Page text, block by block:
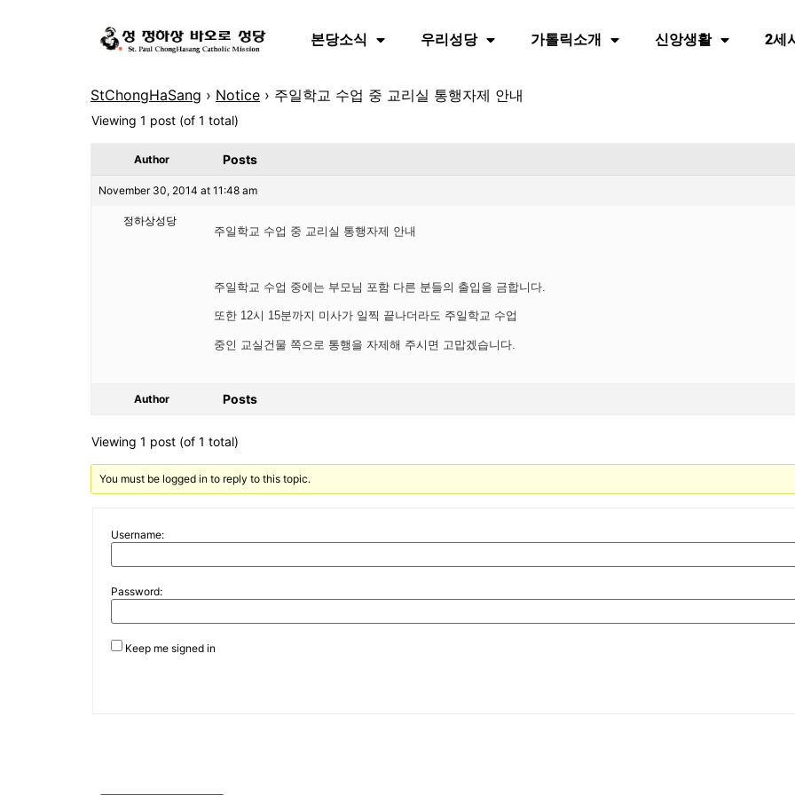
본당소식 우리성당 가톨릭소개 신앙생활 2세
StChongHaSang › Notice › 주일학교 수업 중 교리실 통행자제 안내
Viewing 1 post (of 1 total)
Author Posts
November 30, 2014 at 11:48 am
정하상성당
주일학교 수업 중 교리실 통행자제 안내
주일학교 수업 중에는 부모님 포함 다른 분들의 출입을 금합니다.
또한 12시 15분까지 미사가 일찍 끝나더라도 주일학교 수업
중인 교실건물 쪽으로 통행을 자제해 주시면 고맙겠습니다.
Author Posts
Viewing 1 post (of 1 total)
You must be logged in to reply to this topic.
Username:
Password:
Keep me signed in